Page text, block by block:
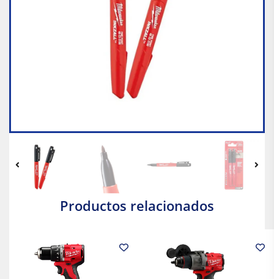
Productos relacionados